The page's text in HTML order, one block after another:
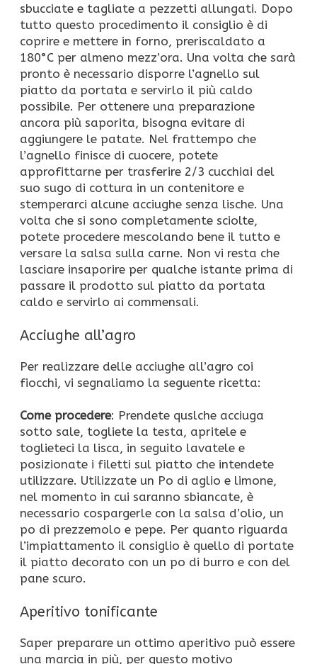
sbucciate e tagliate a pezzetti allungati. Dopo
tutto questo procedimento il consiglio è di
coprire e mettere in forno, preriscaldato a
180°C per almeno mezz’ora. Una volta che sarà
pronto è necessario disporre l’agnello sul
piatto da portata e servirlo il più caldo
possibile. Per ottenere una preparazione
ancora più saporita, bisogna evitare di
aggiungere le patate. Nel frattempo che
l’agnello finisce di cuocere, potete
approfittarne per trasferire 2/3 cucchiai del
suo sugo di cottura in un contenitore e
stemperarci alcune acciughe senza lische. Una
volta che si sono completamente sciolte,
potete procedere mescolando bene il tutto e
versare la salsa sulla carne. Non vi resta che
lasciare insaporire per qualche istante prima di
passare il prodotto sul piatto da portata
caldo e servirlo ai commensali.
Acciughe all’agro
Per realizzare delle acciughe all’agro coi
fiocchi, vi segnaliamo la seguente ricetta:
Come procedere: Prendete quslche acciuga
sotto sale, togliete la testa, apritele e
toglieteci la lisca, in seguito lavatele e
posizionate i filetti sul piatto che intendete
utilizzare. Utilizzate un Po di aglio e limone,
nel momento in cui saranno sbiancate, è
necessario cospargerle con la salsa d’olio, un
po di prezzemolo e pepe. Per quanto riguarda
l’impiattamento il consiglio è quello di portate
il piatto decorato con un po di burro e con del
pane scuro.
Aperitivo tonificante
Saper preparare un ottimo aperitivo può essere
una marcia in più, per questo motivo